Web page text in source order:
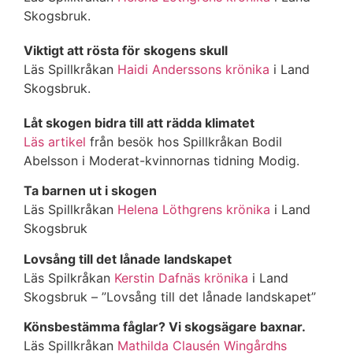
Skogsbruk.
Viktigt att rösta för skogens skull
Läs Spillkråkan Haidi Anderssons krönika i Land
Skogsbruk.
Låt skogen bidra till att rädda klimatet
Läs artikel från besök hos Spillkråkan Bodil
Abelsson i Moderat-kvinnornas tidning Modig.
Ta barnen ut i skogen
Läs Spillkråkan Helena Löthgrens krönika i Land
Skogsbruk
Lovsång till det lånade landskapet
Läs Spilkråkan Kerstin Dafnäs krönika i Land
Skogsbruk – ”Lovsång till det lånade landskapet”
Könsbestämma fåglar? Vi skogsägare baxnar.
Läs Spillkråkan Mathilda Clausén Wingårdhs